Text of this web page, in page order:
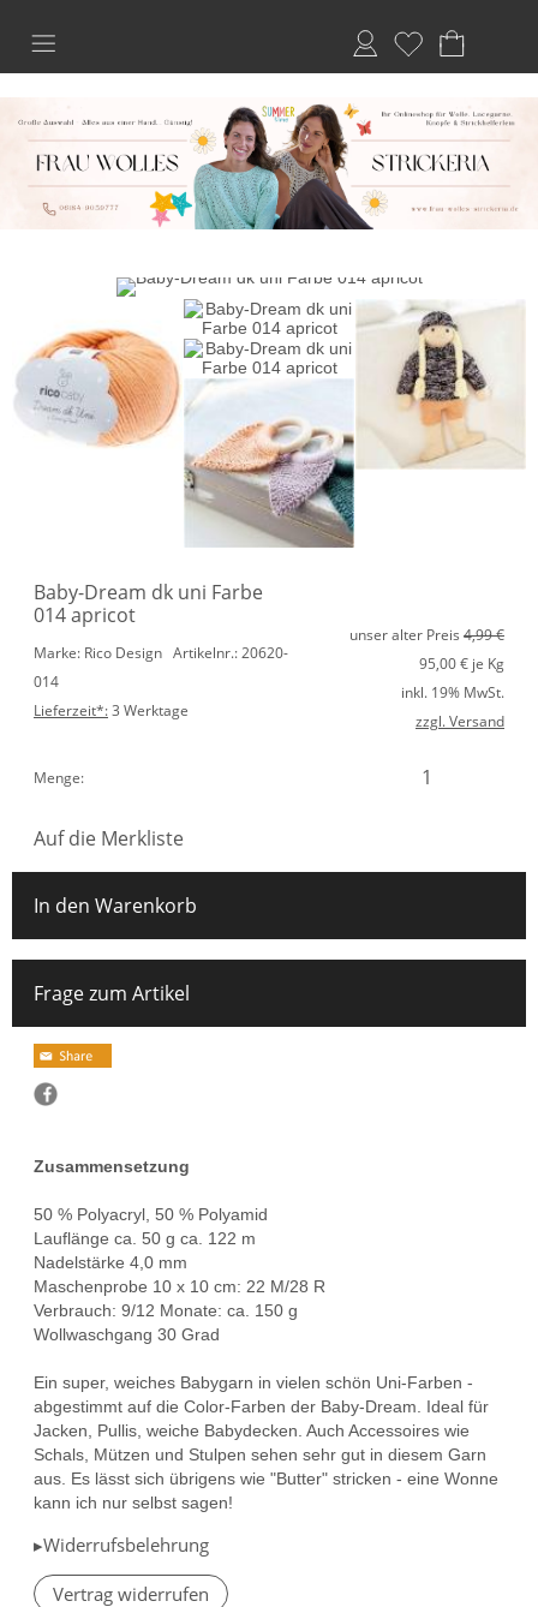
Anmelden
Merkliste
Baby-Dream dk uni Farbe
014 apricot
Marke: Rico Design Artikelnr.: 20620-
014
Lieferzeit*:3 Werktage
unser alter Preis 4,99 €
95,00€ je Kg
inkl. 19% MwSt.
zzgl. Versand
Menge:
Auf die Merkliste
In den Warenkorb
Frage zum Artikel
Zusammensetzung
50 % Polyacryl, 50 % Polyamid
Lauflänge ca. 50 g ca. 122 m
Nadelstärke 4,0 mm
Maschenprobe 10 x 10 cm: 22 M/28 R
Verbrauch: 9/12 Monate: ca. 150 g
Wollwaschgang 30 Grad
Ein super, weiches Babygarn in vielen schön Uni-Farben -
abgestimmt auf die Color-Farben der Baby-Dream. Ideal für
Jacken, Pullis, weiche Babydecken. Auch Accessoires wie
Schals, Mützen und Stulpen sehen sehr gut in diesem Garn
aus. Es lässt sich übrigens wie "Butter" stricken - eine Wonne
kann ich nur selbst sagen!
▸Widerrufsbelehrung
Vertrag widerrufen